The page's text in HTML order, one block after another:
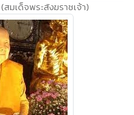
มเด็จพระสังฆราชเจ้า)